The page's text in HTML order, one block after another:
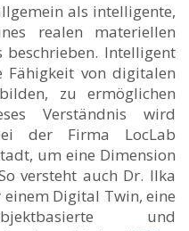
als intelligente,
realen materiellen
Intelligent
von digitalen
zu ermöglichen
Verständnis wird
der Firma LocLab
um eine Dimension
versteht auch Dr. Ilka
einem Digital Twin, eine
und